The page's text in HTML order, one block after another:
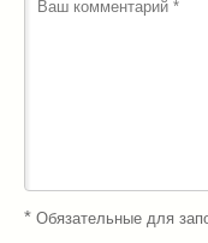
* Обязательные для